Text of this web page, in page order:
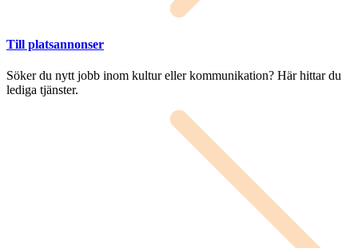
Till platsannonser
Söker du nytt jobb inom kultur eller kommunikation? Här hittar du
lediga tjänster.